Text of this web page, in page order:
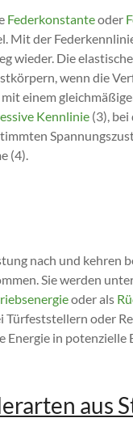
Federkonstanteoder
Mit der
wieder. Die
wenn die
mit einem
Kennlinie (3),
(4).
nach und kehren
Sie werden
oder als
Türfeststellern oder
Energie in potenzielle
aus